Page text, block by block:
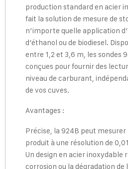
production standard en acier
fait la solution de mesure de
n’importe quelle application
d’éthanol ou de biodiesel.
entre 1,2 et 3,6 m, les sondes
conçues pour fournir des
niveau de carburant,
de vos cuves.
Avantages :
Précise, la 924B peut mesurer
produit à une résolution de
Un design en acier inoxydable
corrosion ou la dégradation de